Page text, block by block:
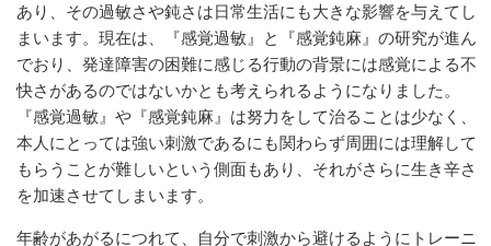
あり、その過敏さや鈍さは日常生活にも大きな影響を与えてし
まいます。現在は、『感覚過敏』と『感覚鈍麻』の研究が進ん
でおり、発達障害の困難に感じる行動の背景には感覚による不
快さがあるのではないかとも考えられるようになりました。
『感覚過敏』や『感覚鈍麻』は努力をして治ることは少なく、
本人にとっては強い刺激であるにも関わらず周囲には理解して
もらうことが難しいという側面もあり、それがさらに生き辛さ
を加速させてしまいます。
年齢があがるにつれて、自分で刺激から避けるようにトレーニ